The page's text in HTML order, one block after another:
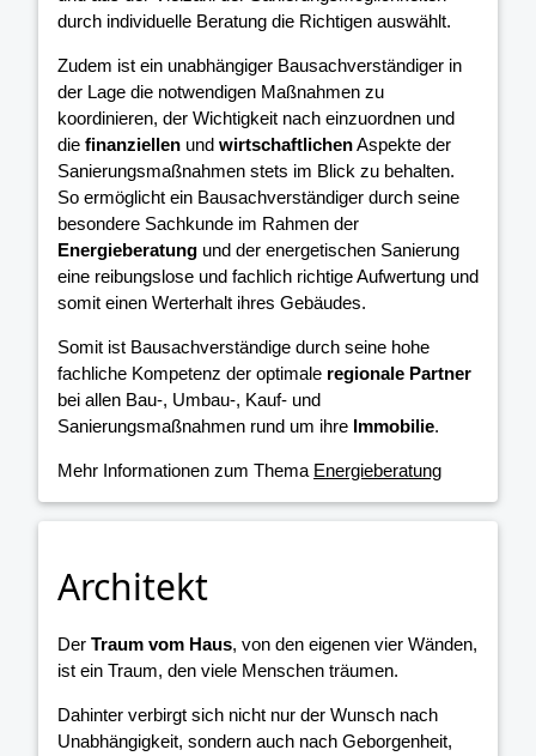
durch individuelle Beratung die Richtigen auswählt.
Zudem ist ein unabhängiger Bausachverständiger in
der Lage die notwendigen Maßnahmen zu
koordinieren, der Wichtigkeit nach einzuordnen und
die finanziellen und wirtschaftlichenAspekte der
Sanierungsmaßnahmen stets im Blick zu behalten.
So ermöglicht ein Bausachverständiger durch seine
besondere Sachkunde im Rahmen der
Energieberatung und der energetischen Sanierung
eine reibungslose und fachlich richtige Aufwertung und
somit einen Werterhalt ihres Gebäudes.
Somit ist Bausachverständige durch seine hohe
fachliche Kompetenz der optimale regionale Partner
bei allen Bau-, Umbau-, Kauf- und
Sanierungsmaßnahmen rund um ihre Immobilie.
Mehr Informationen zum Thema Energieberatung
Architekt
Der Traum vom Haus, von den eigenen vier Wänden,
ist ein Traum, den viele Menschen träumen.
Dahinter verbirgt sich nicht nur der Wunsch nach
Unabhängigkeit, sondern auch nach Geborgenheit,